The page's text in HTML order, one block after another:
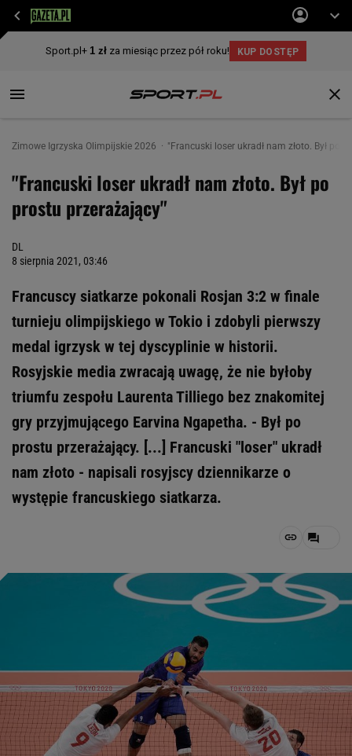
Zimowe Igrzyska Olimpijskie 2026 "Francuski loser ukradł nam złoto. Był po
"Francuski loser ukradł nam złoto. Był po
prostu przerażający"
DL
8 sierpnia 2021, 03:46
Francuscy siatkarze pokonali Rosjan 3:2 w finale
turnieju olimpijskiego w Tokio i zdobyli pierwszy
medal igrzysk w tej dyscyplinie w historii.
Rosyjskie media zwracają uwagę, że nie byłoby
triumfu zespołu Laurenta Tilliego bez znakomitej
gry przyjmującego Earvina Ngapetha. - Był po
prostu przerażający. [...] Francuski "loser" ukradł
nam złoto - napisali rosyjscy dziennikarze o
występie francuskiego siatkarza.